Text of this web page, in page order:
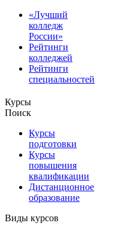
«Лучший
колледж
России»
Рейтинги
колледжей
Рейтинги
специальностей
Курсы
Поиск
Курсы
подготовки
Курсы
повышения
квалификации
Дистанционное
образование
Виды курсов